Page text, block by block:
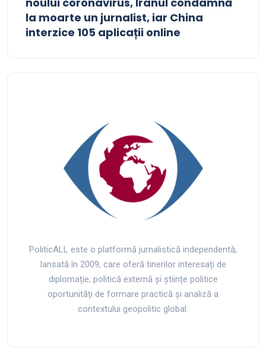
la moarte un jurnalist, iar China
interzice 105 aplicații online
PoliticALL este o platformă jurnalistică independentă,
lansată în 2009, care oferă tinerilor interesați de
diplomație, politică externă și științe politice
oportunități de formare practică și analiză a
contextului geopolitic global.